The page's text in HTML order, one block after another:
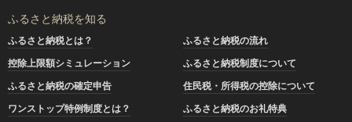
ふるさと納税を知る
ふるさと納税とは？
ふるさと納税の流れ
控除上限額シミュレーション
ふるさと納税制度について
ふるさと納税の確定申告
住民税・所得税の控除について
ワンストップ特例制度とは？
ふるさと納税のお礼特典